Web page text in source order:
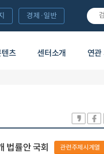
츠 센터소개 연관
경제·일반
법률안 국회
관련주제시계열